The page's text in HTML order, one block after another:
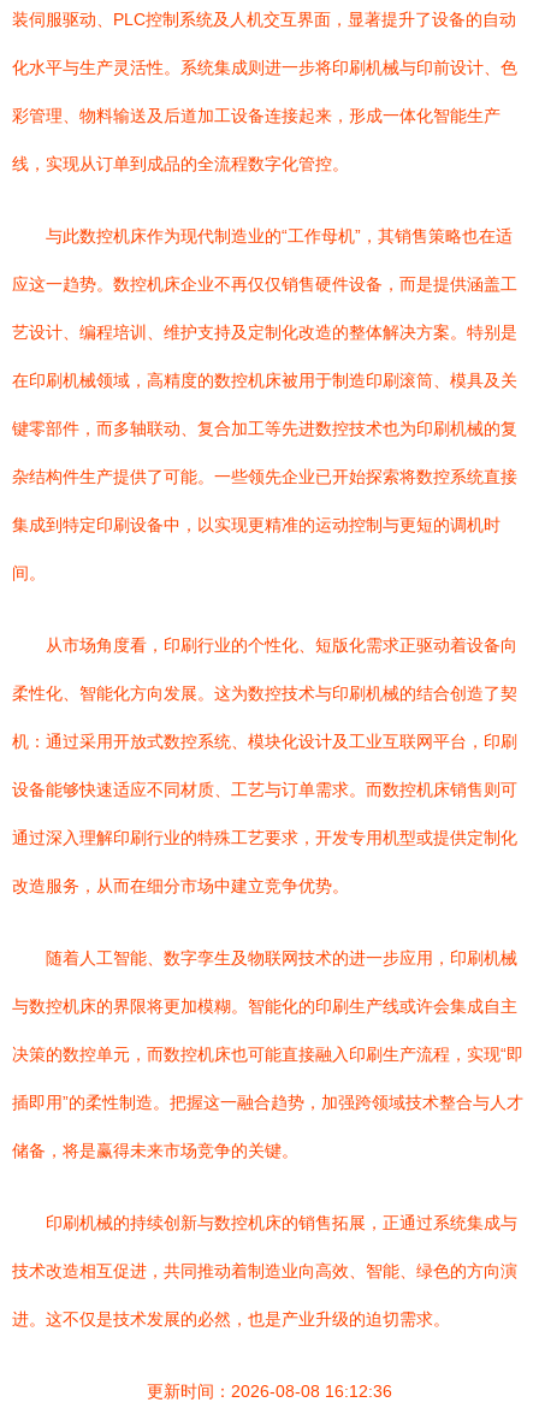
装伺服驱动、PLC控制系统及人机交互界面，显著提升了设备的自动
化水平与生产灵活性。系统集成则进一步将印刷机械与印前设计、色
彩管理、物料输送及后道加工设备连接起来，形成一体化智能生产
线，实现从订单到成品的全流程数字化管控。
与此数控机床作为现代制造业的“工作母机”，其销售策略也在适
应这一趋势。数控机床企业不再仅仅销售硬件设备，而是提供涵盖工
艺设计、编程培训、维护支持及定制化改造的整体解决方案。特别是
在印刷机械领域，高精度的数控机床被用于制造印刷滚筒、模具及关
键零部件，而多轴联动、复合加工等先进数控技术也为印刷机械的复
杂结构件生产提供了可能。一些领先企业已开始探索将数控系统直接
集成到特定印刷设备中，以实现更精准的运动控制与更短的调机时
间。
从市场角度看，印刷行业的个性化、短版化需求正驱动着设备向
柔性化、智能化方向发展。这为数控技术与印刷机械的结合创造了契
机：通过采用开放式数控系统、模块化设计及工业互联网平台，印刷
设备能够快速适应不同材质、工艺与订单需求。而数控机床销售则可
通过深入理解印刷行业的特殊工艺要求，开发专用机型或提供定制化
改造服务，从而在细分市场中建立竞争优势。
随着人工智能、数字孪生及物联网技术的进一步应用，印刷机械
与数控机床的界限将更加模糊。智能化的印刷生产线或许会集成自主
决策的数控单元，而数控机床也可能直接融入印刷生产流程，实现“即
插即用”的柔性制造。把握这一融合趋势，加强跨领域技术整合与人才
储备，将是赢得未来市场竞争的关键。
印刷机械的持续创新与数控机床的销售拓展，正通过系统集成与
技术改造相互促进，共同推动着制造业向高效、智能、绿色的方向演
进。这不仅是技术发展的必然，也是产业升级的迫切需求。
更新时间：2026-08-08 16:12:36